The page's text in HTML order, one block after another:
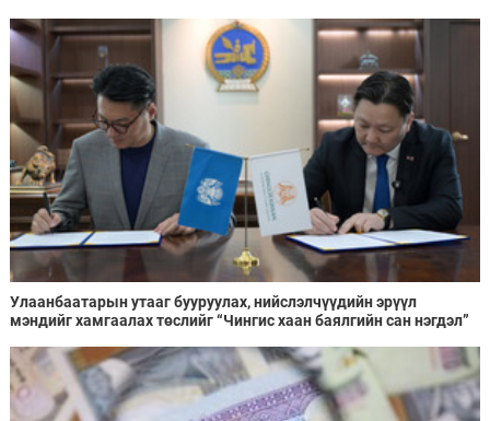
Улаанбаатарын утааг бууруулах, нийслэлчүүдийн эрүүл
мэндийг хамгаалах төслийг “Чингис хаан баялгийн сан нэгдэл”